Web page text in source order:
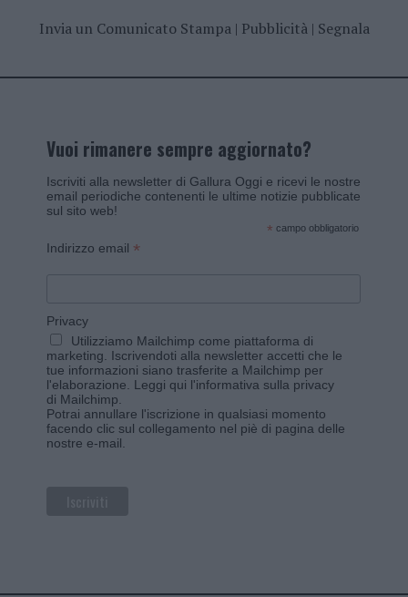
Invia un Comunicato Stampa| Pubblicità| Segnala
Vuoi rimanere sempre aggiornato?
Iscriviti alla newsletter di Gallura Oggi e ricevi le nostre
email periodiche contenenti le ultime notizie pubblicate
sul sito web!
* campo obbligatorio
Indirizzo email *
Privacy
Utilizziamo Mailchimp come piattaforma di
marketing. Iscrivendoti alla newsletter accetti che le
tue informazioni siano trasferite a Mailchimp per
l'elaborazione. Leggi qui l'informativa sulla privacy
di Mailchimp
Potrai annullare l'iscrizione in qualsiasi momento
facendo clic sul collegamento nel piè di pagina delle
nostre e-mail.